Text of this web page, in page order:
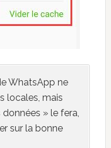
WhatsApp ne
locales, mais
» le fera,
sur la bonne